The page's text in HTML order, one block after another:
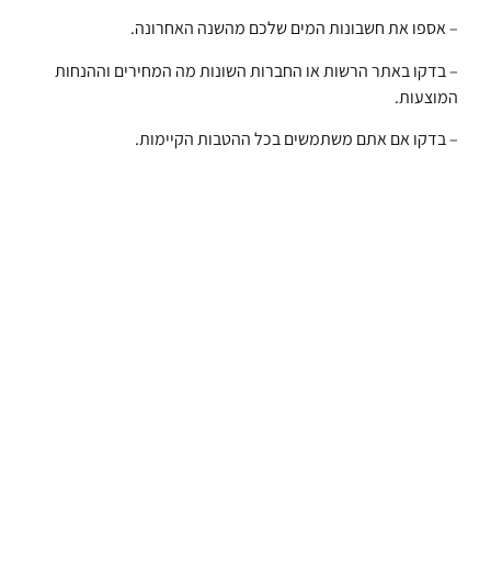
– אספו את חשבונות המים שלכם מהשנה האחרונה.
– בדקו באתר הרשות או החברות השונות מה המחירים וההנחות
המוצעות.
– בדקו אם אתם משתמשים בכל ההטבות הקיימות.